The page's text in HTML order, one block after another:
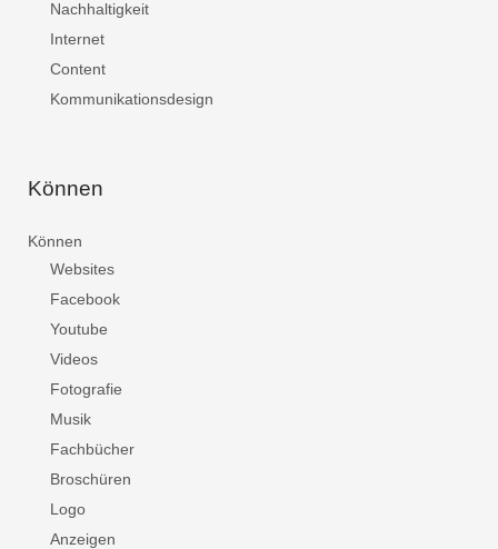
Nachhaltigkeit
Internet
Content
Kommunikationsdesign
Können
Können
Websites
Facebook
Youtube
Videos
Fotografie
Musik
Fachbücher
Broschüren
Logo
Anzeigen